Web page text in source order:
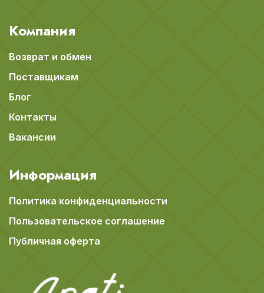
Компания
Возврат и обмен
Поставщикам
Блог
Контакты
Вакансии
Информация
Политика конфиденциальности
Пользовательское соглашение
Публичная оферта